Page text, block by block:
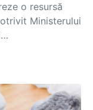
o resursă
Ministerului